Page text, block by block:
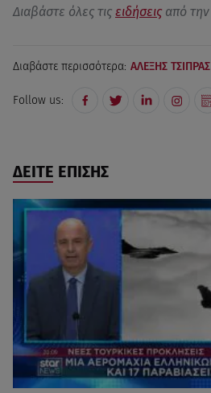
Διαβάστε όλες τις ειδήσεις από την
Διαβάστε περισσότερα: ΑΛΕΞΗΣ ΤΣΙΠΡΑΣ
Follow us:
ΔΕΙΤΕ ΕΠΙΣΗΣ